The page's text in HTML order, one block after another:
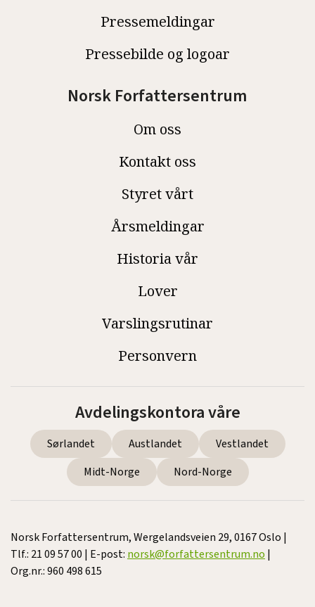
Pressemeldingar
Pressebilde og logoar
Norsk Forfattersentrum
Om oss
Kontakt oss
Styret vårt
Årsmeldingar
Historia vår
Lover
Varslingsrutinar
Personvern
Avdelingskontora våre
Sørlandet Austlandet
Vestlandet
Midt-Norge
Nord-Norge
Norsk Forfattersentrum, Wergelandsveien 29, 0167 Oslo |
Tlf.: 21 09 57 00 | E-post: norsk@forfattersentrum.no |
Org.nr.: 960 498 615